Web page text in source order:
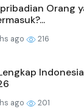
Orang
ago 216
ago 201